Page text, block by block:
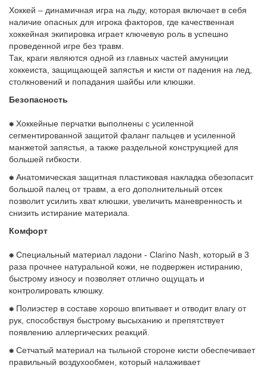
r-
chernye-
83687
Хоккей – динамичная игра на льду, которая включает в себя
наличие опасных для игрока факторов, где качественная
хоккейная экипировка играет ключевую роль в успешно
проведенной игре без травм.
Так, краги являются одной из главных частей амуниции
хоккеиста, защищающей запястья и кисти от падения на лед,
столкновений и попадания шайбы или клюшки.
Безопасность
⁕ Хоккейные перчатки выполнены с усиленной
сегментированной защитой фаланг пальцев и усиленной
манжетой запястья, а также раздельной конструкцией для
большей гибкости.
⁕ Анатомическая защитная пластиковая накладка обезопасит
большой палец от травм, а его дополнительный отсек
позволит усилить хват клюшки, увеличить маневренность и
снизить истирание материала.
Комфорт
⁕ Специальный материал ладони - Clarino Nash, который в 3
раза прочнее натуральной кожи, не подвержен истиранию,
быстрому износу и позволяет отлично ощущать и
контролировать клюшку.
⁕ Полиэстер в составе хорошо впитывает и отводит влагу от
рук, способствуя быстрому высыханию и препятствует
появлению аллергических реакций.
⁕ Сетчатый материал на тыльной стороне кисти обеспечивает
правильный воздухообмен, который налаживает